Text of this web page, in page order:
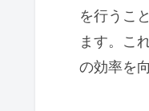
を行うこ
ます。こ
の効率を